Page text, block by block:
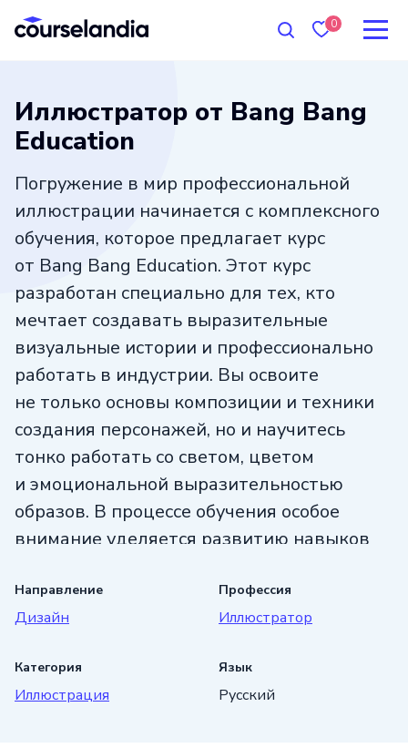
0
Иллюстратор от Bang Bang
Education
Погружение в мир профессиональной
иллюстрации начинается с комплексного
обучения, которое предлагает курс
от Bang Bang Education. Этот курс
разработан специально для тех, кто
мечтает создавать выразительные
визуальные истории и профессионально
работать в индустрии. Вы освоите
не только основы композиции и техники
создания персонажей, но и научитесь
тонко работать со светом, цветом
и эмоциональной выразительностью
образов. В процессе обучения особое
внимание уделяется развитию навыков
декораций, что позволит вам создавать
уникальные и запоминающиеся
Кроме того, программа курса включает
Направление
Дизайн
Профессия
Иллюстратор
Категория
Иллюстрация
Язык
Русский